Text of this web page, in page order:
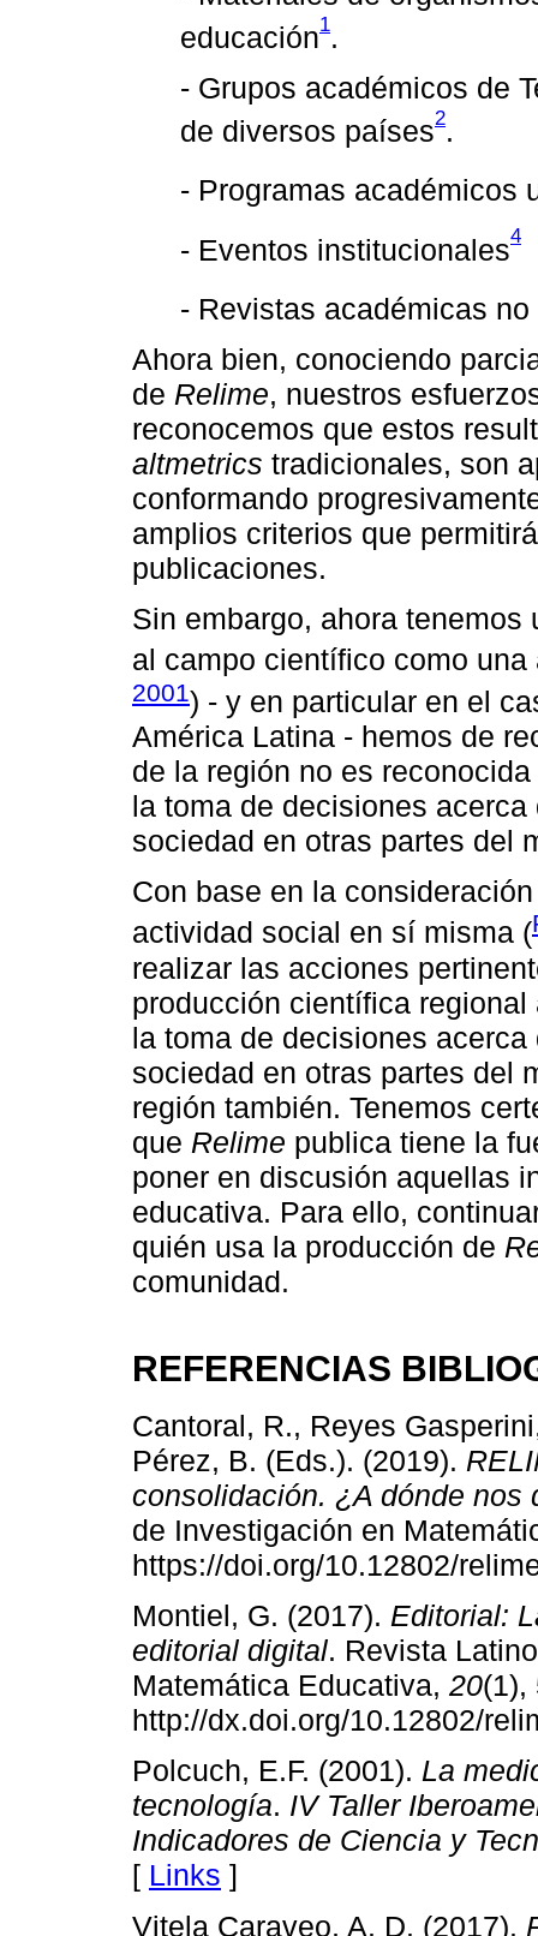
educación1.
- Grupos académicos de
de diversos países2.
- Programas académicos
- Eventos institucionales4
- Revistas académicas
Ahora bien, conociendo
de Relime, nuestros
reconocemos que estos
altmetrics tradicionales, son
conformando
amplios criterios que
publicaciones.
Sin embargo, ahora
al campo científico como
2001) - y en particular en el
América Latina - hemos de
de la región no es
la toma de decisiones
sociedad en otras partes del
Con base en la
actividad social en sí misma (
realizar las acciones
producción científica
la toma de decisiones
sociedad en otras partes del
región también. Tenemos
que Relime publica tiene la
poner en discusión aquellas
educativa. Para ello,
quién usa la producción de
comunidad.
REFERENCIAS
Cantoral, R., Reyes
Pérez, B. (Eds.). (2019).
consolidación. ¿A dónde nos
de Investigación en
https://doi.org/10.12802/
Montiel, G. (2017). Editorial:
editorial digital. Revista
Matemática Educativa, 20(1),
http://dx.doi.org/10.12802/
Polcuch, E.F. (2001). La
tecnología. IV Taller
Indicadores de Ciencia y
[ Links ]
Vitela Caraveo, A. D. (2017).